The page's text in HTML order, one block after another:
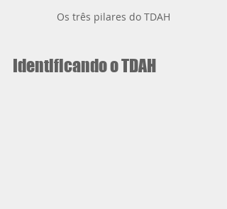
Os três pilares do TDAH
Identificando o TDAH